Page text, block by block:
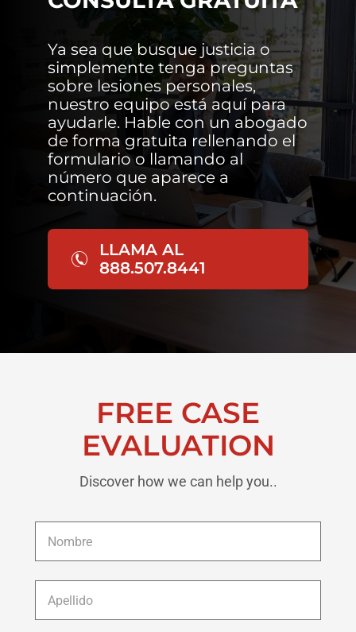
Ya sea que busque justicia o
simplemente tenga preguntas
sobre lesiones personales,
nuestro equipo está aquí para
ayudarle. Hable con un abogado
de forma gratuita rellenando el
formulario o llamando al
número que aparece a
continuación.
LLAMA AL
888.507.8441
FREE CASE
EVALUATION
Discover how we can help you..
Nombre *
Apellido *